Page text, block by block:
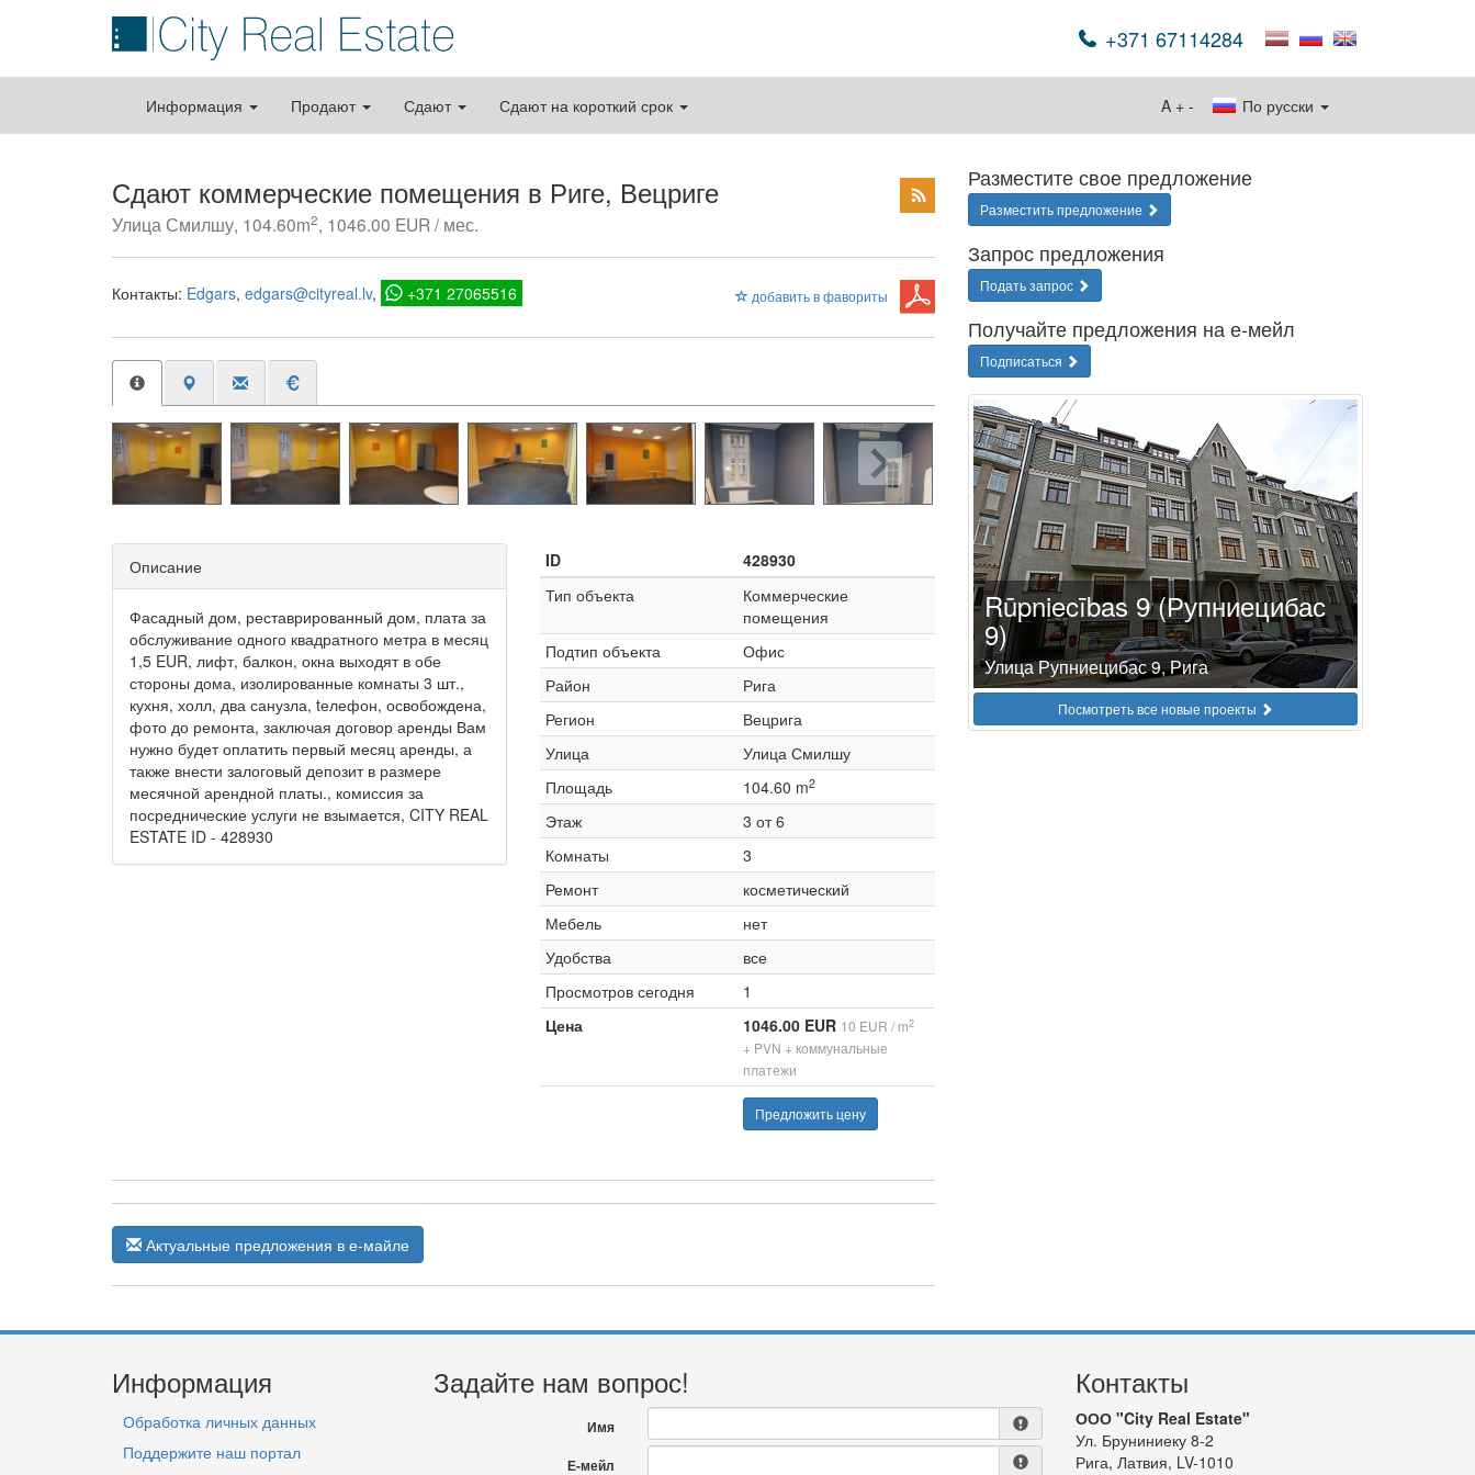
+371 67114284
Информация Продают Сдают Сдают на короткий срок По русски
A + -
Сдают коммерческие помещения в Риге, Вецриге
Улица Смилшу, 104.60m2, 1046.00 EUR / мес.
добавить в фавориты
Контакты: Edgars edgars@cityreal.lv +371 27065516
Описание
Фасадный дом, реставрированный дом, плата за
обслуживание одного квадратного метра в месяц
1,5 EUR, лифт, балкон, окна выходят в обе
стороны дома, изолированные комнаты 3 шт.,
кухня, холл, два санузла, tелефон, освобождена,
фото до ремонта, заключая договор аренды Вам
нужно будет оплатить первый месяц аренды, а
также внести залоговый депозит в размере
месячной арендной платы., комиссия за
посреднические услуги не взымается, CITY REAL
ESTATE ID - 428930
ID
428930
Тип объекта
Коммерческие
помещения
Подтип объекта
Офис
Район
Рига
Регион
Вецрига
Улица
Улица Смилшу
Площадь
104.60 m2
Этаж
3 от 6
Комнаты
3
Ремонт
косметический
Мебель
нет
Удобства
все
Просмотров сегодня
1
Цена
1046.00 EUR 10 EUR / m2
+ PVN + коммунальные
платежи
Предложить цену
Актуальные предложения в е-майле
Разместите свое предложение
Разместить предложение
Запрос предложения
Подать запрос
Получайте предложения на е-мейл
Подписаться
Rūpniecības 9 (Рупниецибас
9)
Улица Рупниецибас 9, Рига
Посмотреть все новые проекты
Информация
Обработка личных данных
Поддержите наш портал
Задайте нам вопрос!
Имя
Е-мейл
Контакты
ООО "City Real Estate"
Ул. Бруниниеку 8-2
Рига, Латвия, LV-1010